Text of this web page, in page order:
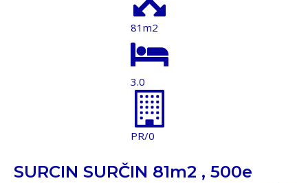
81m2
3.0
PR/0
SURCIN SURČIN 81m2 , 500e